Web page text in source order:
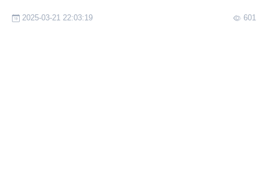
2025-03-21 22:03:19 601